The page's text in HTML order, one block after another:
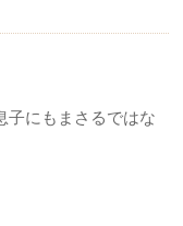
子にもまさるではな